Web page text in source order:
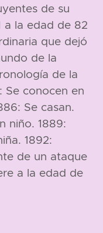
de su
a la edad de 82
que dejó
de la
de la
Se conocen en
Se casan.
niño. 1889:
1892:
de un ataque
a la edad de